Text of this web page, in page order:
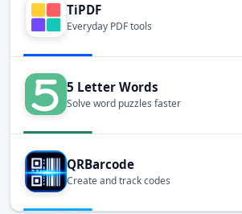
TiPDF
Everyday PDF tools
5 Letter Words
Solve word puzzles faster
QRBarcode
Create and track codes